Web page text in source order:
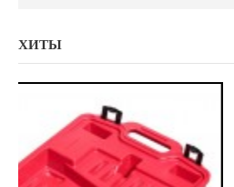
ХИТЫ